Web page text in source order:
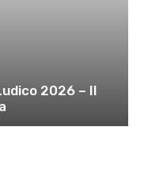
2026 – Il